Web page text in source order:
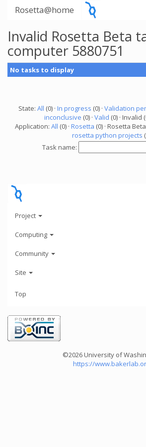
Rosetta@home
Invalid Rosetta Beta
computer 5880751
No tasks to display
State: All (0) · In progress (0) · Validation
inconclusive (0) · Valid (0) · Invalid
Application: All (0) · Rosetta (0) · Rosetta Beta
rosetta python projects
Task name:
Project
Computing
Community
Site
Top
©2026 University of
https://